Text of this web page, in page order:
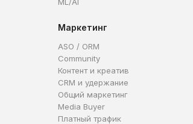
Маркетинг
ASO / ORM
Community
Контент и креатив
CRM и удержание
Общий маркетинг
Media Buyer
Платный трафик